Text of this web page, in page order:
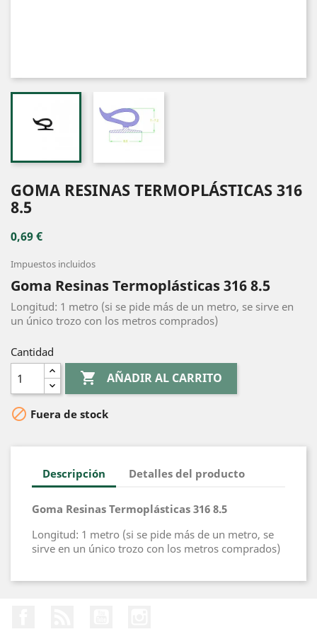
GOMA RESINAS TERMOPLÁSTICAS 316
8.5
0,69 €
Impuestos incluidos
Goma Resinas Termoplásticas 316 8.5
Longitud: 1 metro (si se pide más de un metro, se sirve en
un único trozo con los metros comprados)
Cantidad
 AÑADIR AL CARRITO
 Fuera de stock
Descripción Detalles del producto
Goma Resinas Termoplásticas 316 8.5
Longitud: 1 metro (si se pide más de un metro, se
sirve en un único trozo con los metros comprados)